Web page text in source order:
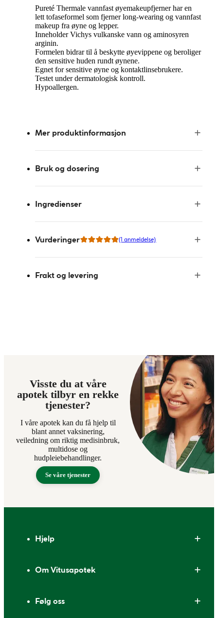
Pureté Thermale vannfast øyemakeupfjerner har en
lett tofaseformel som fjerner long-wearing og vannfast
makeup fra øyne og lepper.
Inneholder Vichys vulkanske vann og aminosyren
arginin.
Formelen bidrar til å beskytte øyevippene og beroliger
den sensitive huden rundt øynene.
Egnet for sensitive øyne og kontaktlinsebrukere.
Testet under dermatologisk kontroll.
Hypoallergen.
Mer produktinformasjon
Bruk og dosering
Ingredienser
Vurderinger (1 anmeldelse)
Frakt og levering
Visste du at våre
apotek tilbyr en rekke
tjenester?
I våre apotek kan du få hjelp til
blant annet vaksinering,
veiledning om riktig medisinbruk,
multidose og
hudpleiebehandlinger.
Se våre tjenester
Hjelp
Om Vitusapotek
Følg oss